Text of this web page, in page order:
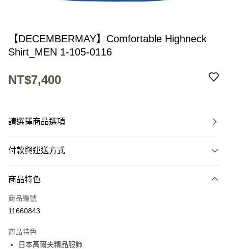
【DECEMBERMAY】Comfortable Highneck
Shirt_MEN 1-105-0116
NT$7,400
請選擇商品選項
付款與運送方式
信用卡一次付款
超商取貨付款
全盈+PAY
商品特色
商品編號
11660843
商品特色
日本高爾夫精品服飾